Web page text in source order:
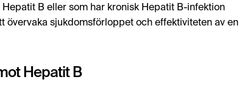
Hepatit B eller som har kronisk Hepatit B-infektion
övervaka sjukdomsförloppet och effektiviteten av en
Hepatit B